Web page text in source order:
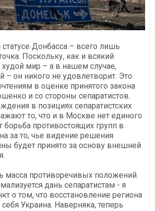
Донбасса – всего лишь
Поскольку, как и всякий
мир – а в нашем случае,
– он никого не удовлетворит. Это
в оценке принятого закона
и со стороны сепаратистов.
в позициях сепаратистских
то, что и в Москве нет единого
борьба противостоящих групп в
за то, чье видение решения
будет принято за основу внешней
масса противоречивых положений.
дань сепаратистам - я
о том, что восстановление региона
Украина. Наверняка, теперь